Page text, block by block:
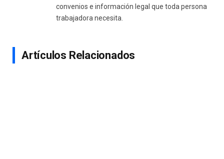
convenios e información legal que toda persona
trabajadora necesita.
Artículos Relacionados